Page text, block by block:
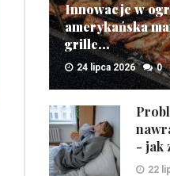
Innowacje w
amerykańska
grille...
24 lipca 2026 0
- jak
22